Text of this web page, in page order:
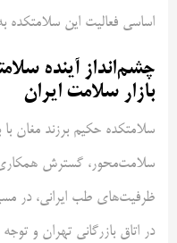
اساسی فعالیت این سلامتکده
چشم‌انداز آینده
بازار سلامت ایران
سلامتکده حکیم برزند مغان
سلامت‌محور، گسترش
ظرفیت‌های طب ایرانی، در
در اتاق بازرگانی تهران و